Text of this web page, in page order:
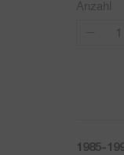
Anzahl
1985-